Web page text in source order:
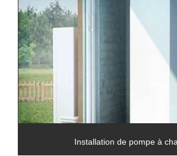
Installation de pompe à